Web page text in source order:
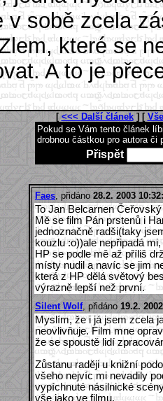
v sobě zcela
které se
A to je
[ <<< Další článek] [
Pokud se Vám tento článek
drobnou částkou pro autora či
Přispět
Faes , přidáno 28.2. 2003
To Jan Belcarnen Čeřovský
Mě se film Pán prstenů i
jednoznačně radši(taky
kouzlu :o))ale nepřipadá
HP se podle mě až příliš
místy nudil a navíc se jim
která z HP dělá světový
výrazně lepší než první.
Silent Wolf, přidáno 19.2.
Myslím, že i já jsem zcela
neovlivňuje. Film mne
že se spoustě lidí
Zůstanu raději u knižní
všeho nejvíc mi nevadily
vypíchnuté násilnické
vše jako ve filmu.